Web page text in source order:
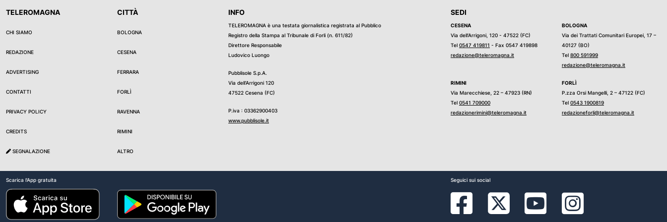
TELEROMAGNA
CHI SIAMO
REDAZIONE
ADVERTISING
CONTATTI
PRIVACY POLICY
CREDITS
SEGNALAZIONE
CITTÀ
BOLOGNA
CESENA
FERRARA
FORLÌ
RAVENNA
RIMINI
ALTRO
INFO
TELEROMAGNA è una testata giornalistica registrata al Pubblico
Registro della Stampa al Tribunale di Forli (n. 611/82)
Direttore Responsabile
Ludovico Luongo
Pubblisole S.p.A.
Via dell’Arrigoni 120
47522 Cesena (FC)
P.iva : 03362900403
www.pubblisole.it
SEDI
CESENA
Via dell’Arrigoni, 120 - 47522 (FC)
Tel 0547 419811 - Fax 0547 419898
redazione@teleromagna.it
BOLOGNA
Via dei Trattati Comunitari Europei, 17 –
40127 (BO)
Tel 800 591999
redazione@teleromagna.it
RIMINI
Via Marecchiese, 22 – 47923 (RN)
Tel 0541 709000
redazionerimini@teleromagna.it
FORLÌ
P.zza Orsi Mangelli, 2 – 47122 (FC)
Tel 0543 1900819
redazioneforli@teleromagna.it
Scarica l'App gratuita Seguici sui social